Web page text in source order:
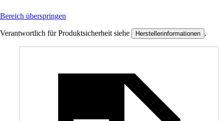
Bereich überspringen
Verantwortlich für Produktsicherheit siehe Herstellerinformationen .